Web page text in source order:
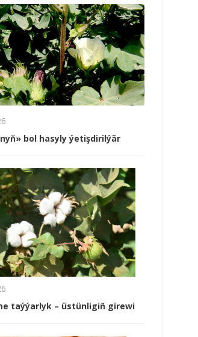
bol hasyly ýetişdirilýär
taýýarlyk – üstünligiň girewi